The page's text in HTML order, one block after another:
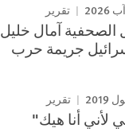
تقرير
الصحفية آمال خليل
جريمة حرب
تقرير
لأني أنا هيك"